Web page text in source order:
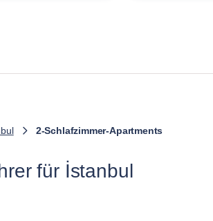
2-Schlafzimmer-Apartments
für İstanbul